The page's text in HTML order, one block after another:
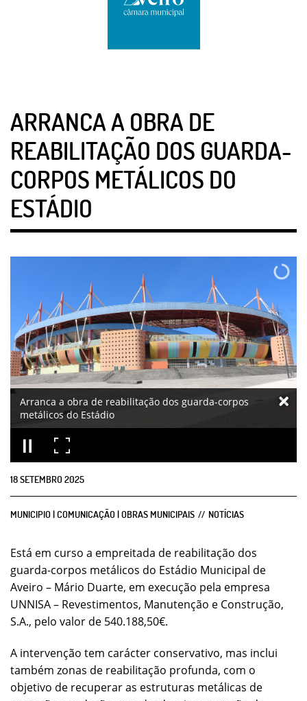
ARRANCA A OBRA DE
REABILITAÇÃO DOS GUARDA-
CORPOS METÁLICOS DO
ESTÁDIO
Arranca a obra de reabilitação dos guarda-corpos
metálicos do Estádio
18SETEMBRO2025
MUNICIPIO | COMUNICAÇÃO | OBRAS MUNICIPAIS NOTÍCIAS
Está em curso a empreitada de reabilitação dos
guarda-corpos metálicos do Estádio Municipal de
Aveiro – Mário Duarte, em execução pela empresa
UNNISA – Revestimentos, Manutenção e Construção,
S.A., pelo valor de 540.188,50€.
A intervenção tem carácter conservativo, mas inclui
também zonas de reabilitação profunda, com o
objetivo de recuperar as estruturas metálicas de